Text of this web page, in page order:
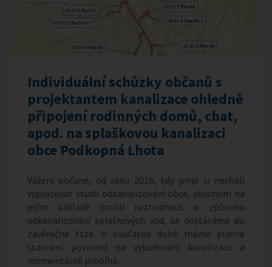
Individuální schůzky občanů s
projektantem kanalizace ohledně
připojení rodinných domů, chat,
apod. na splaškovou kanalizaci
obce Podkopná Lhota
Vážení občané, od roku 2018, kdy jsme si nechali
vypracovat studii odkanalizování obce, abychom na
jejím základě mohli rozhodnout o způsobu
odkanalizování splaškových vod, se dostáváme do
závěrečné fáze. V současné době máme platné
stavební povolení na vybudování kanalizace a
momentálně probíhá…